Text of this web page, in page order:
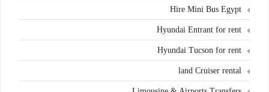
Hire Mini Bus Egypt
Hyundai Entrant for rent
Hyundai Tucson for rent
land Cruiser rental